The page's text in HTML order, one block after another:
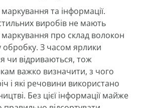
маркування та інформації.
виробів не мають
про склад волокон
обробку. З часом ярлики
чи відриваються, тож
важко визначити, з чого
і які речовини використано
Без цієї інформації майже